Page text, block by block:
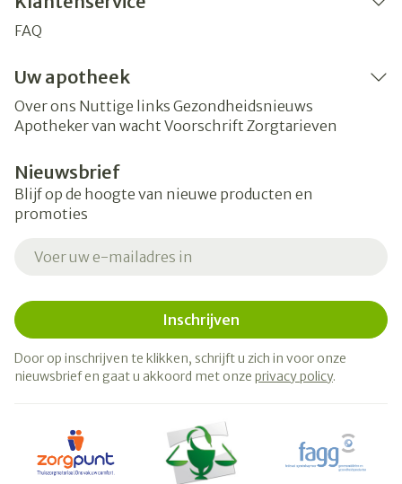
FAQ
Uw apotheek
Over ons Nuttige links Gezondheidsnieuws
Apotheker van wacht Voorschrift Zorgtarieven
Nieuwsbrief
Blijf op de hoogte van nieuwe producten en
promoties
Inschrijven
Door op inschrijven te klikken, schrijft u zich in voor onze
nieuwsbrief en gaat u akkoord met onze privacy policy.